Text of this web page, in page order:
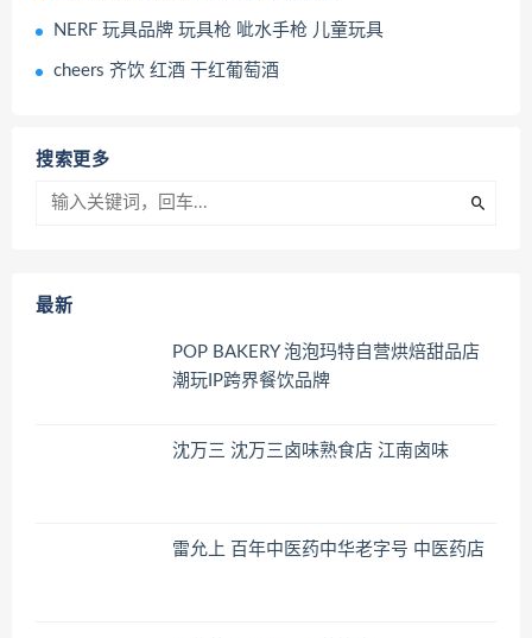
NERF 玩具品牌 玩具枪 呲水手枪 儿童玩具
cheers 齐饮 红酒 干红葡萄酒
搜索更多
最新
POP BAKERY 泡泡玛特自营烘焙甜品店
潮玩IP跨界餐饮品牌
沈万三 沈万三卤味熟食店 江南卤味
雷允上 百年中医药中华老字号 中医药店